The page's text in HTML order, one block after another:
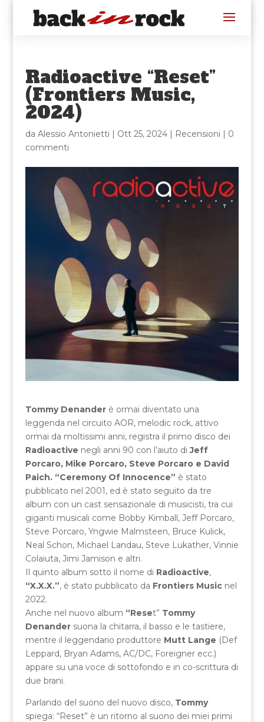
Radioactive “Reset”
(Frontiers Music,
2024)
da Alessio Antonietti | Ott 25, 2024| Recensioni | 0
commenti
Tommy Denander è ormai diventato una
leggenda nel circuito AOR, melodic rock, attivo
ormai da moltissimi anni, registra il primo disco dei
Radioactive negli anni 90 con l’aiuto diJeff
Porcaro, Mike Porcaro, Steve Porcaro e David
Paich. “Ceremony Of Innocence” è stato
pubblicato nel 2001, ed è stato seguito da tre
album con un cast sensazionale di musicisti, tra cui
giganti musicali come Bobby Kimball, Jeff Porcaro,
Steve Porcaro, Yngwie Malmsteen, Bruce Kulick,
Neal Schon, Michael Landau, Steve Lukather, Vinnie
Colaiuta, Jimi Jamison e altri.
Il quinto album sotto il nome di Radioactive,
“X.X.X.”, è stato pubblicato da Frontiers Musicnel
2022.
Anche nel nuovo album “Reset” Tommy
Denander suona la chitarra, il basso e le tastiere,
mentre il leggendario produttore Mutt Lange (Def
Leppard, Bryan Adams, AC/DC, Foreigner ecc.)
appare su una voce di sottofondo e in co-scrittura di
due brani.
Parlando del suono del nuovo disco, Tommy
spiega: “Reset” è un ritorno al suono dei miei primi